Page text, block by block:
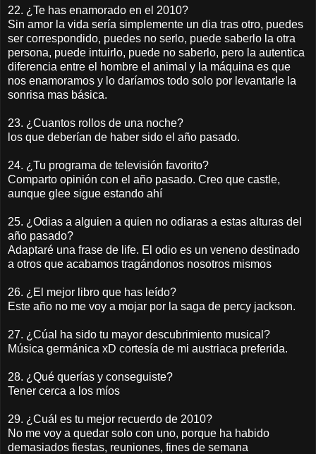
22. ¿Te has enamorado en el 2010?
Sin amor la vida sería simplemente un dia tras otro, puedes
ser correspondido, puedes no serlo, puede saberlo la otra
persona, puede intuirlo, puede no saberlo, pero la autentica
diferencia entre el hombre el animal y la máquina es que
nos enamoramos y lo daríamos todo solo por levantarle la
sonrisa mas básica.
23. ¿Cuantos rollos de una noche?
los que deberían de haber sido el año pasado.
24. ¿Tu programa de televisión favorito?
Comparto opinión con el año pasado. Creo que castle,
aunque glee sigue estando ahí
25. ¿Odias a alguien a quien no odiaras a estas alturas del
año pasado?
Adaptaré una frase de life. El odio es un veneno destinado
a otros que acabamos tragándonos nosotros mismos
26. ¿El mejor libro que has leído?
Este año no me voy a mojar por la saga de percy jackson.
27. ¿Cúal ha sido tu mayor descubrimiento musical?
Música germánica xD cortesía de mi austriaca preferida.
28. ¿Qué querías y conseguiste?
Tener cerca a los míos
29. ¿Cuál es tu mejor recuerdo de 2010?
No me voy a quedar solo con uno, porque ha habido
demasiados fiestas, reuniones, fines de semana